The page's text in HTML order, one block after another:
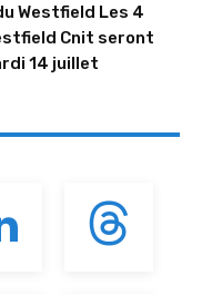
Westfield Les 4
Cnit seront
14 juillet